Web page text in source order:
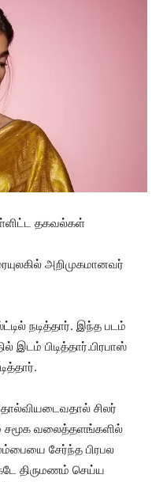
தகவல்கள்
அறிமுகமானவர்
நடித்தார். இந்த படம்
இடம் பிடித்தார்.பிரபாஸ்
சிலர்
சமூக வலைத்தளங்களில்
சேர்ந்த பிரபல
திருமணம் செய்ய